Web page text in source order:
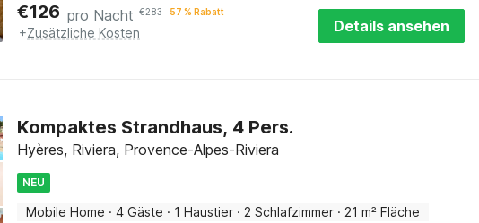
€126 pro Nacht €283 57 % Rabatt
+Zusätzliche Kosten Details ansehen
Kompaktes Strandhaus, 4 Pers.
Hyères, Riviera, Provence-Alpes-Riviera
NEU
Mobile Home · 4 Gäste · 1 Haustier · 2 Schlafzimmer · 21 m² Fläche